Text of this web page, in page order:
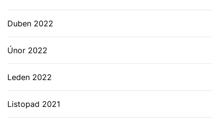
Duben 2022
Únor 2022
Leden 2022
Listopad 2021